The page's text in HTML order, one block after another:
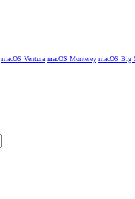
macOS Ventura macOS Monterey macOS Big